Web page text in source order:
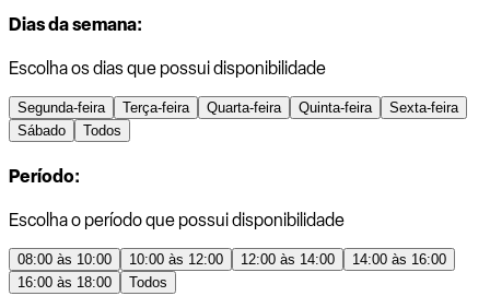
Dias da semana:
Escolha os dias que possui disponibilidade
Segunda-feira Terça-feira Quarta-feira Quinta-feira
Sexta-feira
Sábado
Todos
Período:
Escolha o período que possui disponibilidade
08:00 às 10:00 10:00 às 12:00 12:00 às 14:00
14:00 às 16:00
16:00 às 18:00
Todos